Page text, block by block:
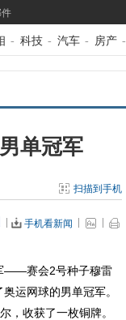
- 科技 - 汽车 - 房产 -
单冠军
扫描到手机
手机看新闻
——赛会2号种子穆雷
运网球的男单冠军。
，收获了一枚铜牌。